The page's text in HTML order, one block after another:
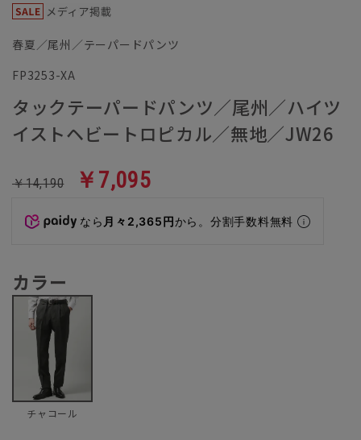
春夏／尾州／テーパードパンツ
FP3253-XA
タックテーパードパンツ／尾州／ハイツ
イストヘビートロピカル／無地／JW26
￥14,190 ￥7,095
なら 月々2,365円から。分割手数料無料
カラー
チャコール